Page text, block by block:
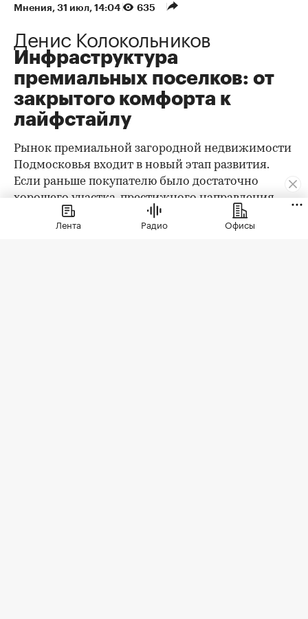
Мнения 31 июл, 14:04 635
Денис Колокольников
Инфраструктура
премиальных поселков: от
закрытого комфорта к
лайфстайлу
Рынок премиальной загородной недвижимости
Подмосковья входит в новый этап развития.
Если раньше покупателю было достаточно
хорошего участка, престижного направления,
охраны и качественного дома, то сегодня запрос
заметно изменился. Клиент выбирает уже не
Лента Радио Офисы